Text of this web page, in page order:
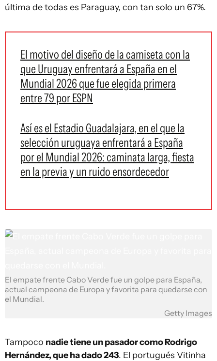
última de todas es Paraguay, con tan solo un 67%.
El motivo del diseño de la camiseta con la
que Uruguay enfrentará a España en el
Mundial 2026 que fue elegida primera
entre 79 por ESPN
Así es el Estadio Guadalajara, en el que la
selección uruguaya enfrentará a España
por el Mundial 2026: caminata larga, fiesta
en la previa y un ruido ensordecedor
El empate frente Cabo Verde fue un golpe para España,
actual campeona de Europa y favorita para quedarse con
el Mundial.
Getty Images
Tampoco nadie tiene un pasador como Rodrigo
Hernández, que ha dado 243. El portugués Vitinha